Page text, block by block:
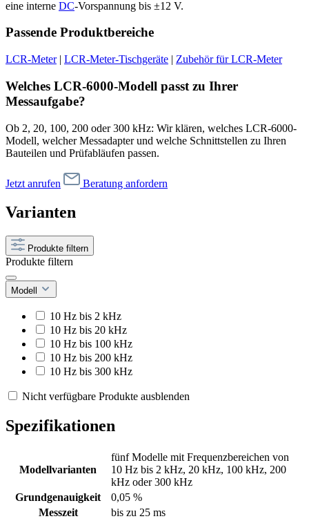
eine interne DC-Vorspannung bis ±12 V.
Passende Produktbereiche
LCR-Meter| LCR-Meter-Tischgeräte | Zubehör für LCR-Meter
Welches LCR-6000-Modell passt zu Ihrer
Messaufgabe?
Ob 2, 20, 100, 200 oder 300 kHz: Wir klären, welches LCR-6000-
Modell, welcher Messadapter und welche Schnittstellen zu Ihren
Bauteilen und Prüfabläufen passen.
Jetzt anrufen Beratung anfordern
Varianten
Produkte filtern
Produkte filtern
Modell
10 Hz bis 2 kHz
10 Hz bis 20 kHz
10 Hz bis 100 kHz
10 Hz bis 200 kHz
10 Hz bis 300 kHz
Nicht verfügbare Produkte ausblenden
Spezifikationen
Modellvarianten
fünf Modelle mit Frequenzbereichen von
10 Hz bis 2 kHz, 20 kHz, 100 kHz, 200
kHz oder 300 kHz
Grundgenauigkeit
0,05 %
Messzeit
bis zu 25 ms